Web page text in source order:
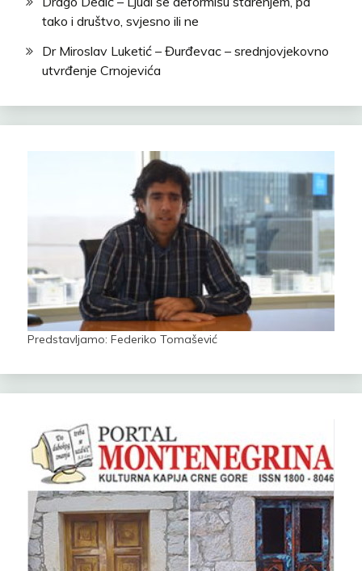
tako i društvo, svjesno ili ne
Dr Miroslav Luketić – Đurđevac – srednjovjekovno
utvrđenje Crnojevića
Predstavljamo: Federiko Tomašević